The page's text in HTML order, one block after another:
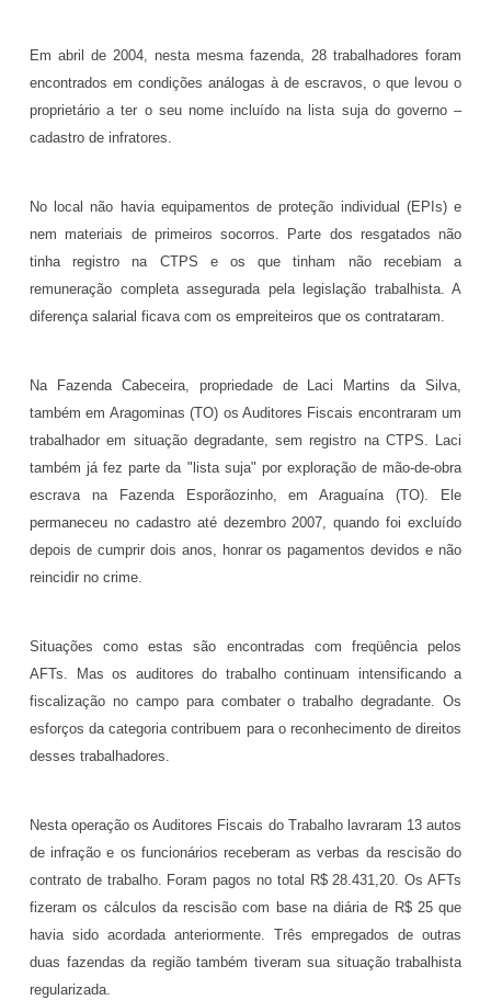
Em abril de 2004, nesta mesma fazenda, 28 trabalhadores foram
encontrados em condições análogas à de escravos, o que levou o
proprietário a ter o seu nome incluído na lista suja do governo –
cadastro de infratores.
No local não havia equipamentos de proteção individual (EPIs) e
nem materiais de primeiros socorros. Parte dos resgatados não
tinha registro na CTPS e os que tinham não recebiam a
remuneração completa assegurada pela legislação trabalhista. A
diferença salarial ficava com os empreiteiros que os contrataram.
Na Fazenda Cabeceira, propriedade de Laci Martins da Silva,
também em Aragominas (TO) os Auditores Fiscais encontraram um
trabalhador em situação degradante, sem registro na CTPS. Laci
também já fez parte da "lista suja" por exploração de mão-de-obra
escrava na Fazenda Esporãozinho, em Araguaína (TO). Ele
permaneceu no cadastro até dezembro 2007, quando foi excluído
depois de cumprir dois anos, honrar os pagamentos devidos e não
reincidir no crime.
Situações como estas são encontradas com freqüência pelos
AFTs. Mas os auditores do trabalho continuam intensificando a
fiscalização no campo para combater o trabalho degradante. Os
esforços da categoria contribuem para o reconhecimento de direitos
desses trabalhadores.
Nesta operação os Auditores Fiscais do Trabalho lavraram 13 autos
de infração e os funcionários receberam as verbas da rescisão do
contrato de trabalho. Foram pagos no total R$ 28.431,20. Os AFTs
fizeram os cálculos da rescisão com base na diária de R$ 25 que
havia sido acordada anteriormente. Três empregados de outras
duas fazendas da região também tiveram sua situação trabalhista
regularizada.